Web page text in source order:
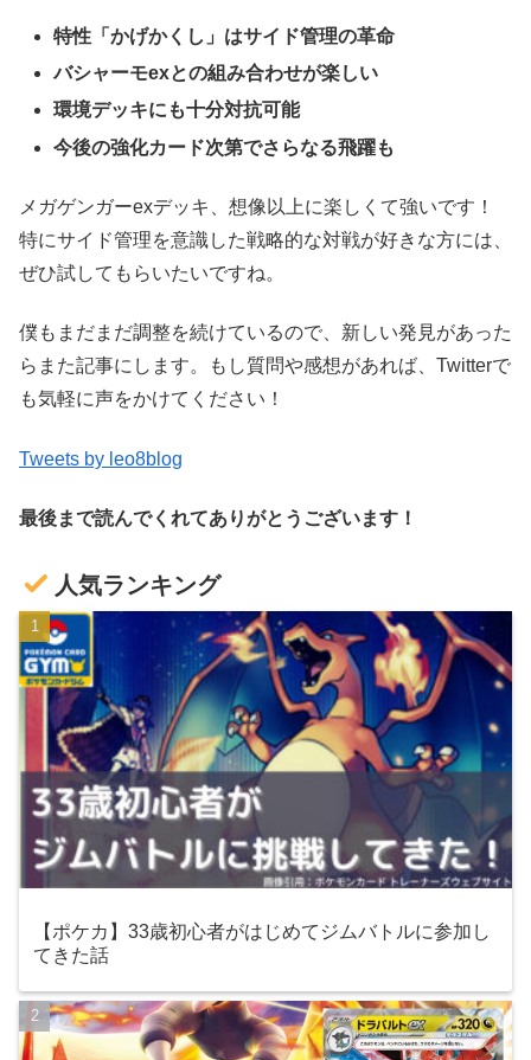
特性「かげかくし」はサイド管理の革命
バシャーモexとの組み合わせが楽しい
環境デッキにも十分対抗可能
今後の強化カード次第でさらなる飛躍も
メガゲンガーexデッキ、想像以上に楽しくて強いです！
特にサイド管理を意識した戦略的な対戦が好きな方には、
ぜひ試してもらいたいですね。
僕もまだまだ調整を続けているので、新しい発見があった
らまた記事にします。もし質問や感想があれば、Twitterで
も気軽に声をかけてください！
Tweets by leo8blog
最後まで読んでくれてありがとうございます！
人気ランキング
【ポケカ】33歳初心者がはじめてジムバトルに参加し
てきた話